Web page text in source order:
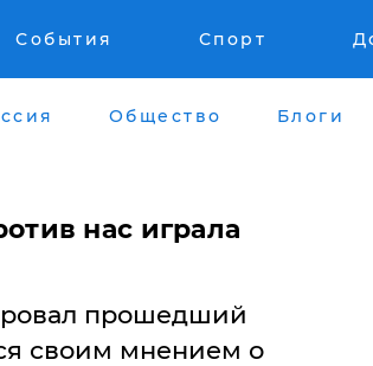
События Спорт
Общество Блоги
нас играла
прошедший
своим мнением о